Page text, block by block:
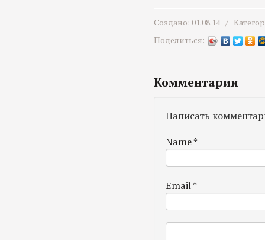
Создано: 01.08.14 /
Поделиться:
Комментарии
Написать
Name*
Email*